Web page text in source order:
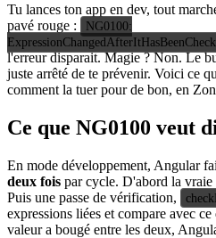
Tu lances ton app en dev, tout
pavé rouge :
NG0100:
l'erreur disparait. Magie ? Non. Le
juste arrêté de te prévenir. Voici ce
comment la tuer pour de bon, en
Ce que NG0100 veut
En mode développement, Angular
deux fois par cycle. D'abord la
Puis une passe de vérification,
expressions liées et compare avec
valeur a bougé entre les deux,